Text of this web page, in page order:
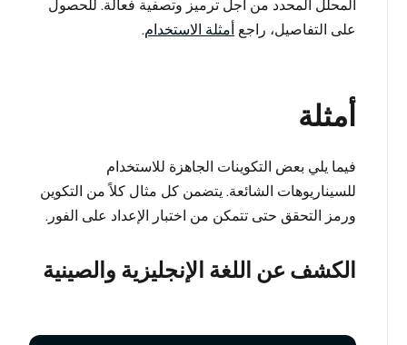
المحلل المحدد من أجل ترميز وتصفية فعالة. للحصول
على التفاصيل، راجع أمثلة الاستخدام.
أمثلة
فيما يلي بعض التكوينات الجاهزة للاستخدام
للسيناريوهات الشائعة. يتضمن كل مثال كلاً من التكوين
ورمز التحقق حتى تتمكن من اختبار الإعداد على الفور.
الكشف عن اللغة الإنجليزية والصينية